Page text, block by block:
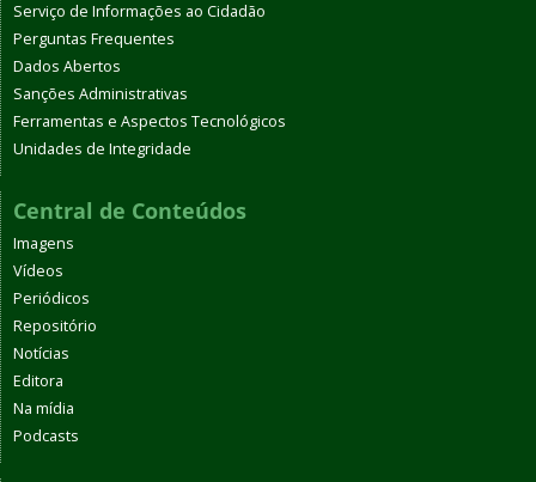
Serviço de Informações ao Cidadão
Perguntas Frequentes
Dados Abertos
Sanções Administrativas
Ferramentas e Aspectos Tecnológicos
Unidades de Integridade
Central de Conteúdos
Imagens
Vídeos
Periódicos
Repositório
Notícias
Editora
Na mídia
Podcasts